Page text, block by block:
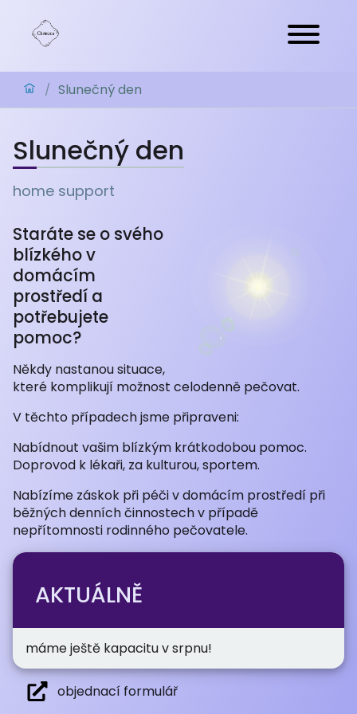
/ Slunečný den
Slunečný den
home support
Staráte se o svého
blízkého v
domácím
prostředí a
potřebujete
pomoc?
Někdy nastanou situace,
které komplikují možnost celodenně pečovat.
V těchto případech jsme připraveni:
Nabídnout vašim blízkým krátkodobou pomoc.
Doprovod k lékaři, za kulturou, sportem.
Nabízíme záskok při péči v domácím prostředí při
běžných denních činnostech v případě
nepřítomnosti rodinného pečovatele.
AKTUÁLNĚ
máme ještě kapacitu v srpnu!
objednací formulář